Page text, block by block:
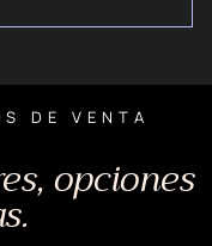
DE VENTA
opciones